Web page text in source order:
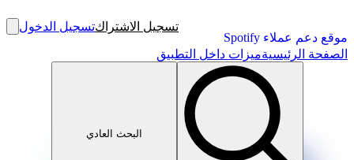
موقع دعم عملاء Spotify
تسجيل الاشتراكتسجيل الدخول
الصفحة الرئيسيةميزات داخل التطبيق
البحث العادي